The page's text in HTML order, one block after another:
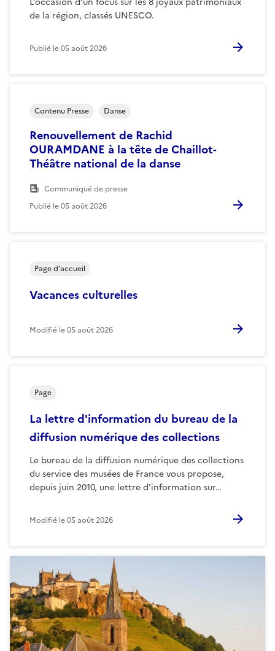
de la région, classés UNESCO.
Publié le05 août 2026
Renouvellement de Rachid
OURAMDANE à la tête de Chaillot-
Théâtre national de la danse
Contenu Presse Danse
Communiqué de presse
Publié le05 août 2026
Vacances culturelles
Page d'accueil
Modifié le05 août 2026
La lettre d'information du bureau de la
diffusion numérique des collections
Le bureau de la diffusion numérique des collections
du service des musées de France vous propose,
depuis juin 2010, une lettre d'information sur…
Page
Modifié le05 août 2026